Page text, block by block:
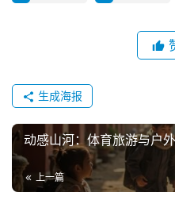
生成海报
动感山河：体育旅游与户
上一篇